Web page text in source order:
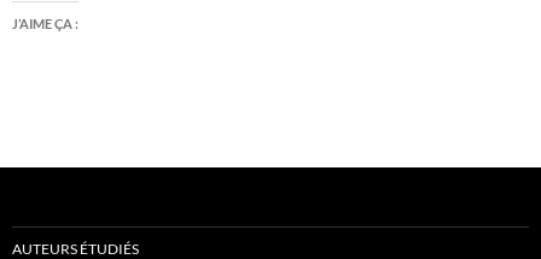
J’AIME ÇA :
AUTEURS ÉTUDIÉS